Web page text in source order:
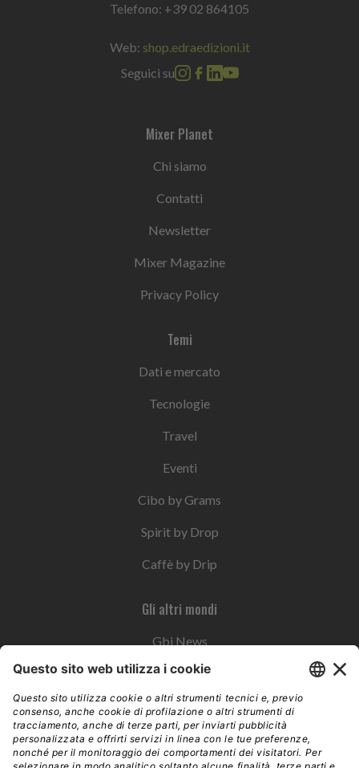
Telefono: +39 02 864105
Web: shop.edraedizioni.it
Seguici su
Mixer Planet
Chi siamo
Contatti
Newsletter
Mixer Magazine
Privacy Policy
Temi
Dati e mercato
Tecnologie
Travel
Eventi
Cibo by Grams
Spirit by Drop
Caffè by Drip
Gli altri mondi
Gbi News
Instoremag
Esplora il gruppo
Edra Edizioni